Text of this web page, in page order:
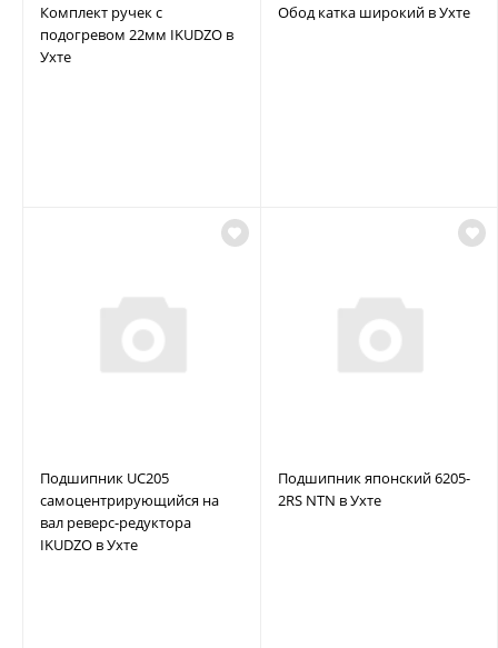
Комплект ручек с
подогревом 22мм IKUDZO в
Ухте
Обод катка широкий в Ухте
Подшипник UC205
самоцентрирующийся на
вал реверс-редуктора
IKUDZO в Ухте
Подшипник японский 6205-
2RS NTN в Ухте